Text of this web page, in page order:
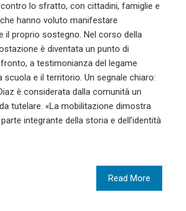
lo sfratto, con cittadini, famiglie e
hanno voluto manifestare
il proprio sostegno. Nel corso della
è diventata un punto di
a testimonianza del legame
e il territorio. Un segnale chiaro:
è considerata dalla comunità un
tutelare. «La mobilitazione dimostra
integrante della storia e dell’identità
Read More